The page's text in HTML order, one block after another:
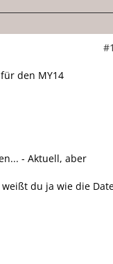
den MY14
- Aktuell, aber
du ja wie die